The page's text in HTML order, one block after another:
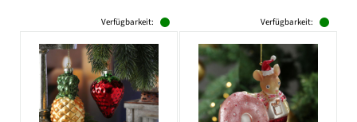
Verfügbarkeit: Verfügbarkeit: